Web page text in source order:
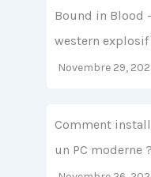
Bound in Blood
western explosif
Novembre 29,
Comment
un PC moderne ?